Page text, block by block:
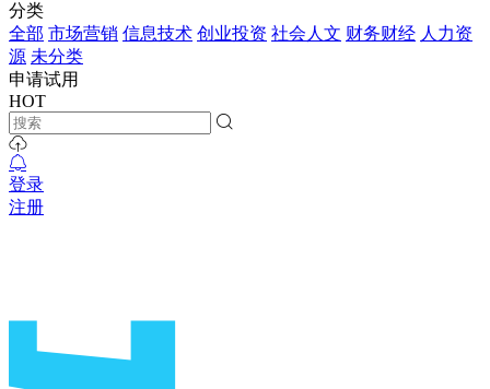
分类
全部 市场营销 信息技术 创业投资 社会人文 财务财经 人力资
源 未分类
申请试用
HOT
登录
注册